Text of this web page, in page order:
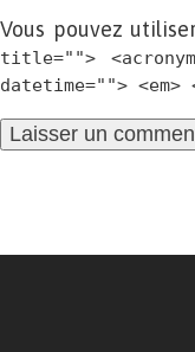
Vous pouvez
title="">
datetime="">